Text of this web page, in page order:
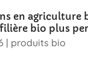
en agriculture
bio plus
| produits bio